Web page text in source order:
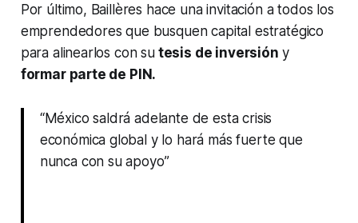
Por último, Baillères hace una invitación a todos los
emprendedores que busquen capital estratégico
para alinearlos con sutesis de inversión y
formar parte de PIN.
“México saldrá adelante de esta crisis
económica global y lo hará más fuerte que
nunca con su apoyo”